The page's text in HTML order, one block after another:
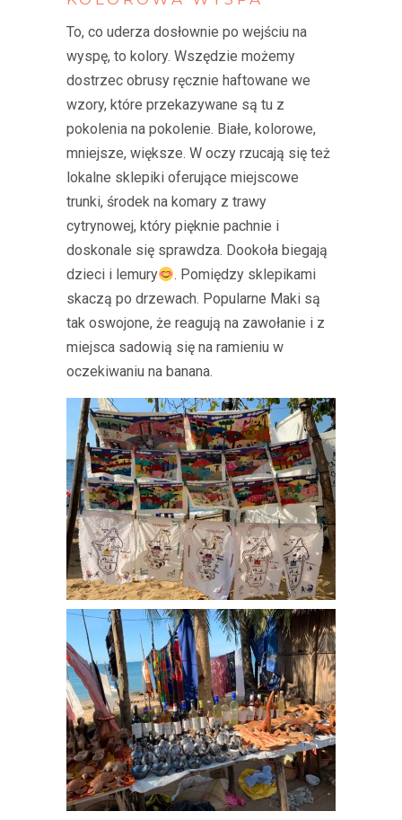
To, co uderza dosłownie po wejściu na
wyspę, to kolory. Wszędzie możemy
dostrzec obrusy ręcznie haftowane we
wzory, które przekazywane są tu z
pokolenia na pokolenie. Białe, kolorowe,
mniejsze, większe. W oczy rzucają się też
lokalne sklepiki oferujące miejscowe
trunki, środek na komary z trawy
cytrynowej, który pięknie pachnie i
doskonale się sprawdza. Dookoła biegają
dzieci i lemury
. Pomiędzy sklepikami
skaczą po drzewach. Popularne Maki są
tak oswojone, że reagują na zawołanie i z
miejsca sadowią się na ramieniu w
oczekiwaniu na banana.